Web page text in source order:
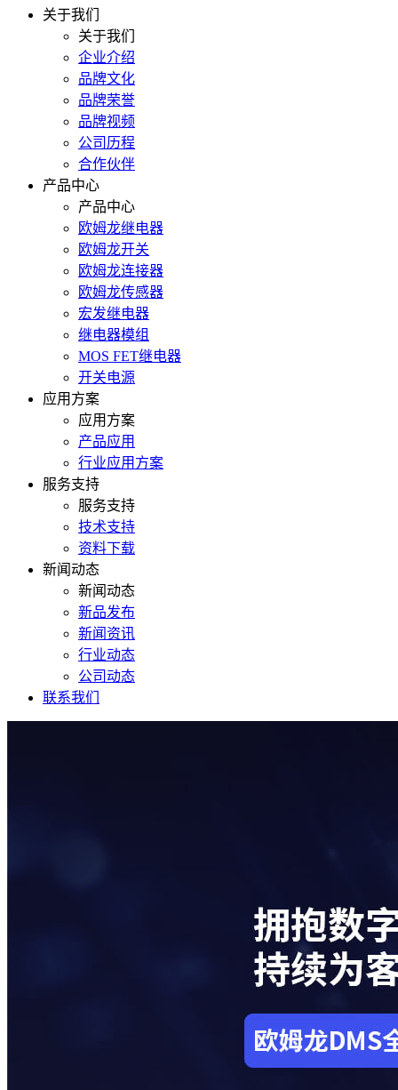
关于我们
关于我们
企业介绍
品牌文化
品牌荣誉
品牌视频
公司历程
合作伙伴
产品中心
产品中心
欧姆龙继电器
欧姆龙开关
欧姆龙连接器
欧姆龙传感器
宏发继电器
继电器模组
MOS FET继电器
开关电源
应用方案
应用方案
产品应用
行业应用方案
服务支持
服务支持
技术支持
资料下载
新闻动态
新闻动态
新品发布
新闻资讯
行业动态
公司动态
联系我们